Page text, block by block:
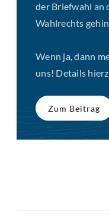
der Briefwahl an
Wahlrechts
Wenn ja, dann
uns! Details
Zum Beitrag